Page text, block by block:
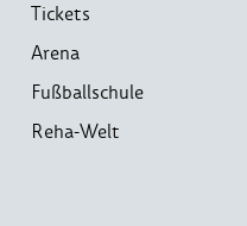
Tickets
Arena
Fußballschule
Reha-Welt